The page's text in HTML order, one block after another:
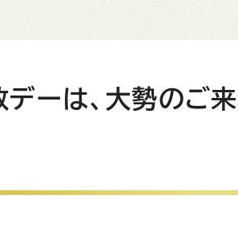
ーは、大勢のご